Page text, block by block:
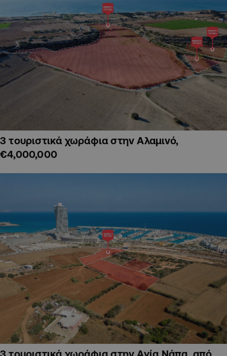
3 τουριστικά χωράφια στην Αλαμινό,
€4,000,000